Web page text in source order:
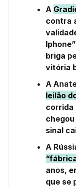
A
contra
briga
vitória
A
leilão
corrida
sinal
A
anos,
que se